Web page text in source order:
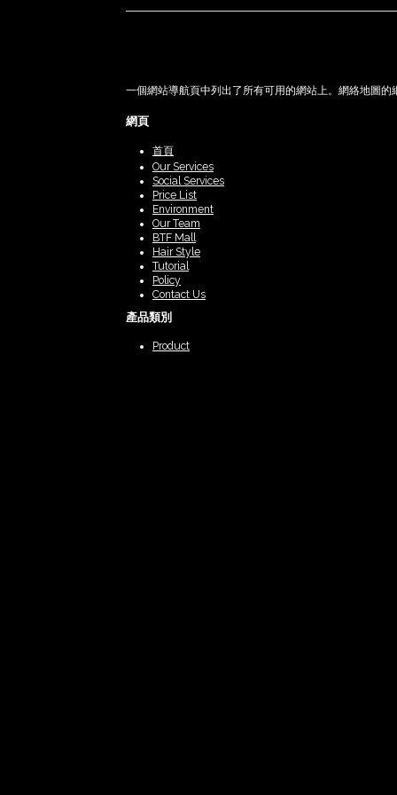
一個網站導航頁中列出了所有可用的網站上。網絡地圖
網頁
首頁
Our Services
Social Services
Price List
Environment
Our Team
BTF Mall
Hair Style
Tutorial
Policy
Contact Us
產品類別
Product